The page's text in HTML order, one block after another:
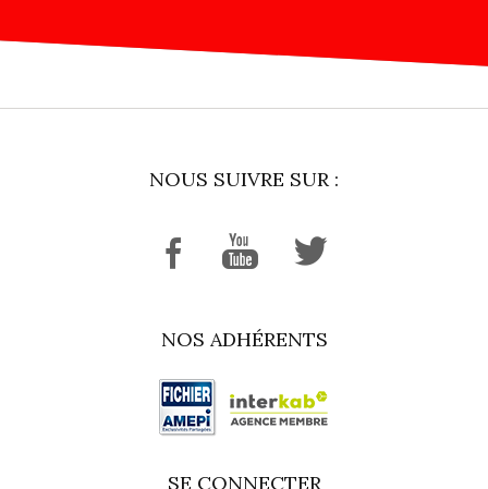
NOUS SUIVRE SUR :
NOS ADHÉRENTS
SE CONNECTER